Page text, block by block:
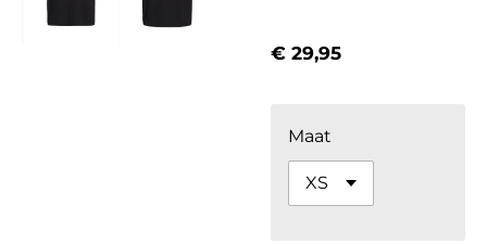
€ 29,95
Maat